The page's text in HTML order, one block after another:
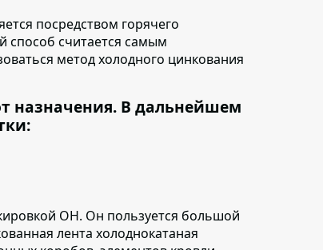
посредством горячего
способ считается самым
метод холодного цинкования
назначения. В дальнейшем
ОН. Он пользуется большой
лента холоднокатаная